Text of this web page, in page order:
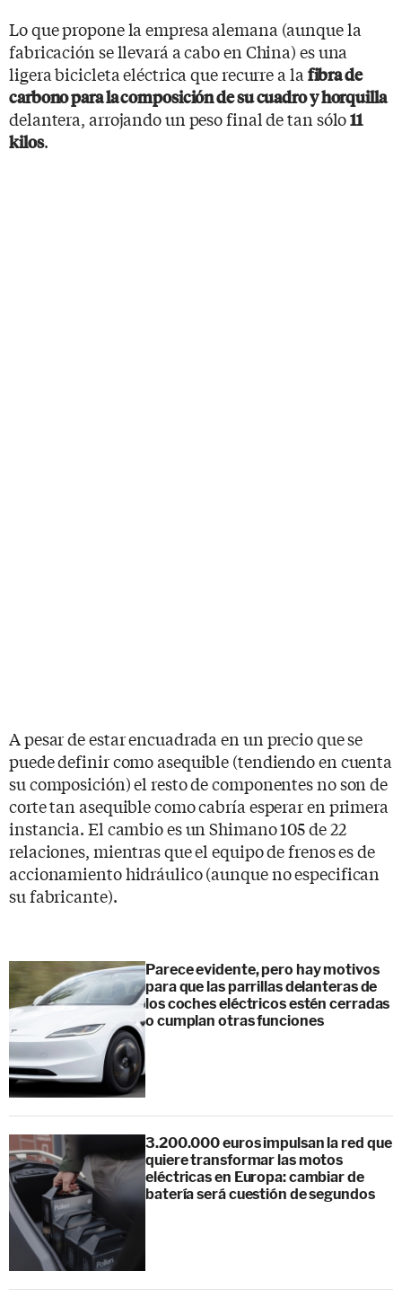
Lo que propone la empresa alemana (aunque la
fabricación se llevará a cabo en China) es una
ligera bicicleta eléctrica que recurre a la fibra de
carbono para la composición de su cuadro y horquilla
delantera, arrojando un peso final de tan sólo11
kilos.
A pesar de estar encuadrada en un precio que se
puede definir como asequible (tendiendo en cuenta
su composición) el resto de componentes no son de
corte tan asequible como cabría esperar en primera
instancia. El cambio es un Shimano 105 de 22
relaciones, mientras que el equipo de frenos es de
accionamiento hidráulico (aunque no especifican
su fabricante).
Parece evidente, pero hay motivos
para que las parrillas delanteras de
los coches eléctricos estén cerradas
o cumplan otras funciones
3.200.000 euros impulsan la red que
quiere transformar las motos
eléctricas en Europa: cambiar de
batería será cuestión de segundos